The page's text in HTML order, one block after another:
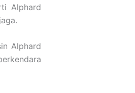
Alphard
Alphard